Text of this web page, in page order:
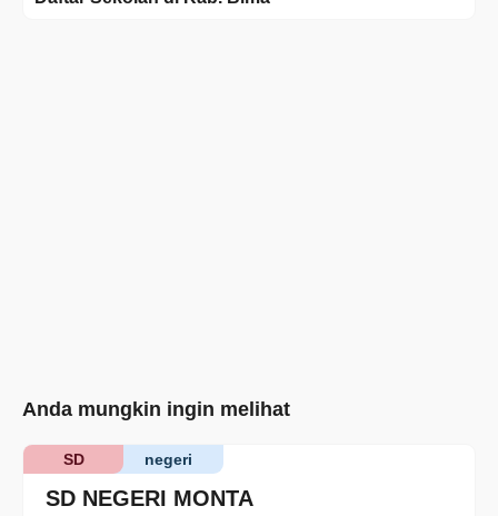
Anda mungkin ingin melihat
SD NEGERI MONTA
negeri
SD